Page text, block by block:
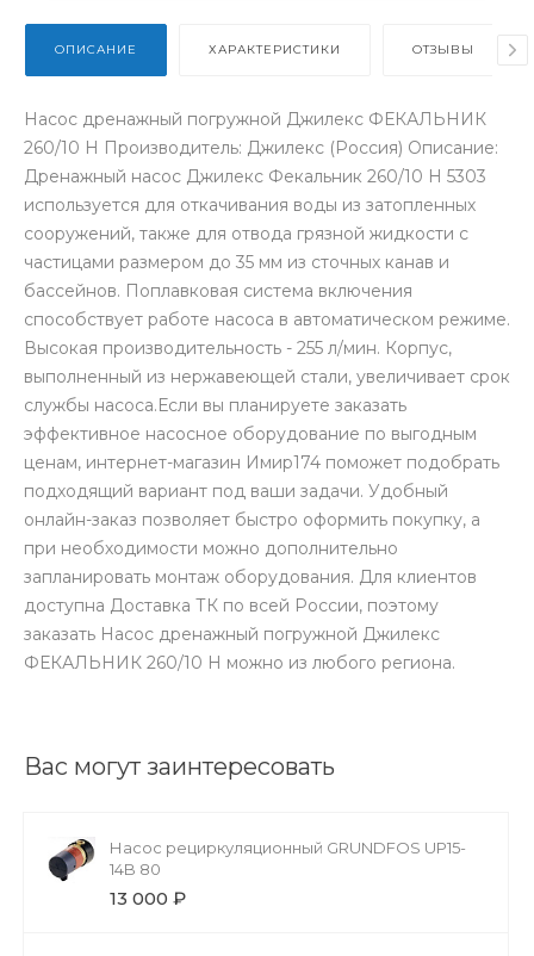
ОПИСАНИЕ ХАРАКТЕРИСТИКИ ОТЗЫВЫ
Насос дренажный погружной Джилекс ФЕКАЛЬНИК
260/10 Н Производитель: Джилекс (Россия) Описание:
Дренажный насос Джилекс Фекальник 260/10 Н 5303
используется для откачивания воды из затопленных
сооружений, также для отвода грязной жидкости с
частицами размером до 35 мм из сточных канав и
бассейнов. Поплавковая система включения
способствует работе насоса в автоматическом режиме.
Высокая производительность - 255 л/мин. Корпус,
выполненный из нержавеющей стали, увеличивает срок
службы насоса.Если вы планируете заказать
эффективное насосное оборудование по выгодным
ценам, интернет-магазин Имир174 поможет подобрать
подходящий вариант под ваши задачи. Удобный
онлайн-заказ позволяет быстро оформить покупку, а
при необходимости можно дополнительно
запланировать монтаж оборудования. Для клиентов
доступна Доставка ТК по всей России, поэтому
заказать Насос дренажный погружной Джилекс
ФЕКАЛЬНИК 260/10 Н можно из любого региона.
Вас могут заинтересовать
Насос рециркуляционный GRUNDFOS UP15-
14B 80
13 000 ₽